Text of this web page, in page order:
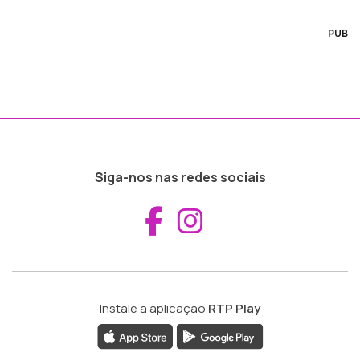
PUB
Siga-nos nas redes sociais
Aceder ao
Instale a aplicação RTP Play